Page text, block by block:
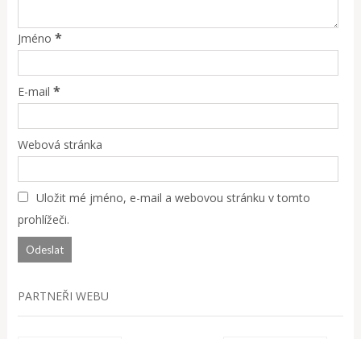
Jméno *
E-mail *
Webová stránka
Uložit mé jméno, e-mail a webovou stránku v tomto
prohlížeči.
PARTNEŘI WEBU